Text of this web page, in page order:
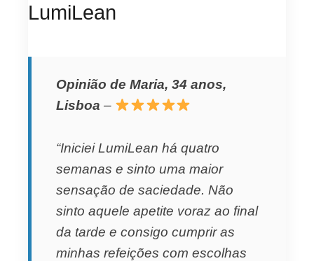
LumiLean
Opinião de Maria, 34 anos,
Lisboa –
“Iniciei LumiLean há quatro
semanas e sinto uma maior
sensação de saciedade. Não
sinto aquele apetite voraz ao final
da tarde e consigo cumprir as
minhas refeições com escolhas